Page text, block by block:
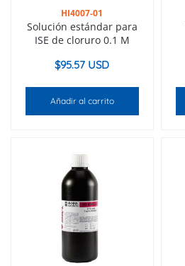
HI4007-01
Solución estándar para
ISE de cloruro 0.1 M
$95.57 USD
Añadir al carrito